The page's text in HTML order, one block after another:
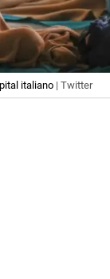
italiano | Twitter